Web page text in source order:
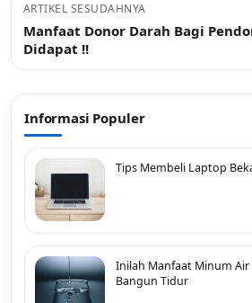
ARTIKEL SESUDAHNYA
Manfaat Donor Darah Bagi
Didapat !!
Informasi Populer
Tips Membeli Laptop
Inilah Manfaat Minum Air
Bangun Tidur